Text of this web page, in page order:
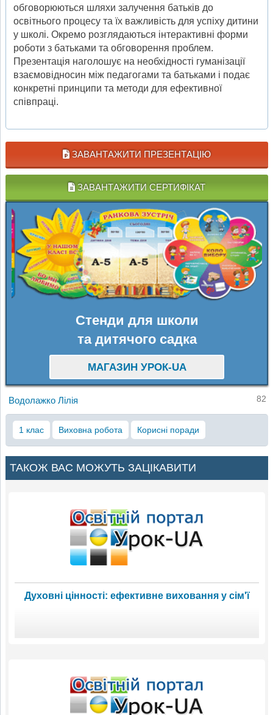
обговорюються шляхи залучення батьків до
освітнього процесу та їх важливість для успіху дитини
у школі. Окремо розглядаються інтерактивні форми
роботи з батьками та обговорення проблем.
Презентація наголошує на необхідності гуманізації
взаємовідносин між педагогами та батьками і подає
конкретні принципи та методи для ефективної
співпраці.
ЗАВАНТАЖИТИ ПРЕЗЕНТАЦІЮ
ЗАВАНТАЖИТИ СЕРТИФІКАТ
Стенди для школи
та дитячого садка
МАГАЗИН УРОК-UA
Водолажко Лілія 82
1 клас Виховна робота Корисні поради
ТАКОЖ ВАС МОЖУТЬ ЗАЦІКАВИТИ
Духовні цінності: ефективне виховання у сім'ї